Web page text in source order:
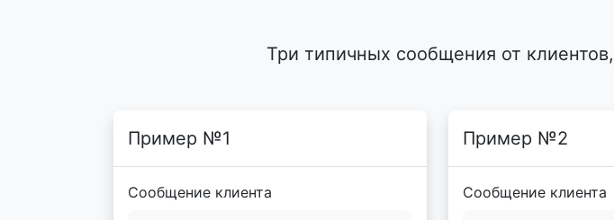
Три типичных сообщения от
Пример №1
Сообщение клиента
Пример №2
Сообщение клиента